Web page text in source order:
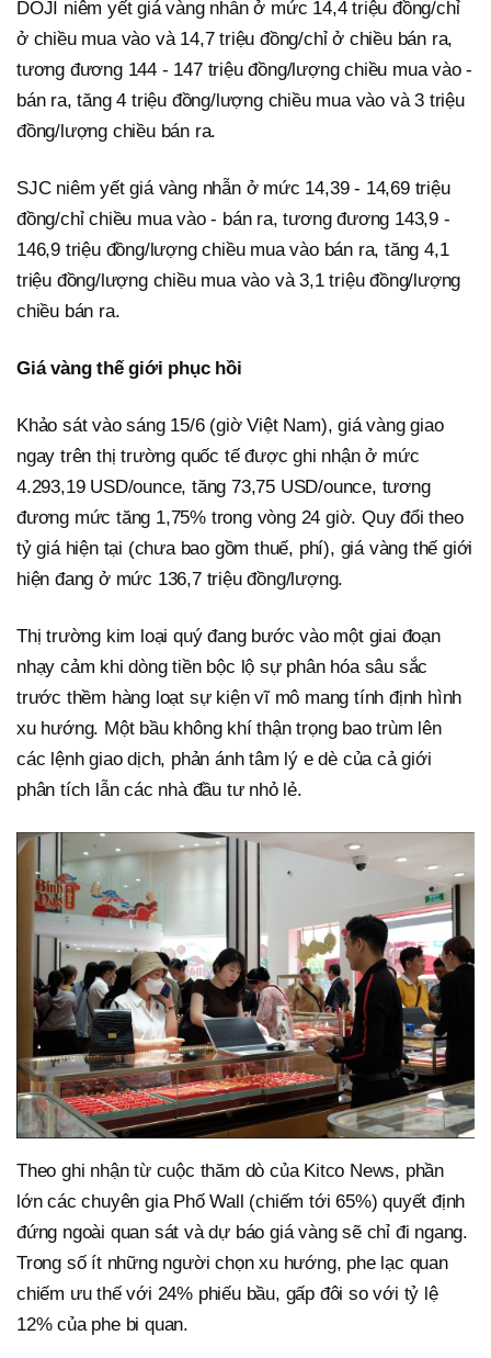
DOJI niêm yết giá vàng nhẫn ở mức 14,4 triệu đồng/chỉ
ở chiều mua vào và 14,7 triệu đồng/chỉ ở chiều bán ra,
tương đương 144 - 147 triệu đồng/lượng chiều mua vào -
bán ra, tăng 4 triệu đồng/lượng chiều mua vào và 3 triệu
đồng/lượng chiều bán ra.
SJC niêm yết giá vàng nhẫn ở mức 14,39 - 14,69 triệu
đồng/chỉ chiều mua vào - bán ra, tương đương 143,9 -
146,9 triệu đồng/lượng chiều mua vào bán ra, tăng 4,1
triệu đồng/lượng chiều mua vào và 3,1 triệu đồng/lượng
chiều bán ra.
Giá vàng thế giới phục hồi
Khảo sát vào sáng 15/6 (giờ Việt Nam), giá vàng giao
ngay trên thị trường quốc tế được ghi nhận ở mức
4.293,19 USD/ounce, tăng 73,75 USD/ounce, tương
đương mức tăng 1,75% trong vòng 24 giờ. Quy đổi theo
tỷ giá hiện tại (chưa bao gồm thuế, phí), giá vàng thế giới
hiện đang ở mức 136,7 triệu đồng/lượng.
Thị trường kim loại quý đang bước vào một giai đoạn
nhạy cảm khi dòng tiền bộc lộ sự phân hóa sâu sắc
trước thềm hàng loạt sự kiện vĩ mô mang tính định hình
xu hướng. Một bầu không khí thận trọng bao trùm lên
các lệnh giao dịch, phản ánh tâm lý e dè của cả giới
phân tích lẫn các nhà đầu tư nhỏ lẻ.
Theo ghi nhận từ cuộc thăm dò của Kitco News, phần
lớn các chuyên gia Phố Wall (chiếm tới 65%) quyết định
đứng ngoài quan sát và dự báo giá vàng sẽ chỉ đi ngang.
Trong số ít những người chọn xu hướng, phe lạc quan
chiếm ưu thế với 24% phiếu bầu, gấp đôi so với tỷ lệ
12% của phe bi quan.